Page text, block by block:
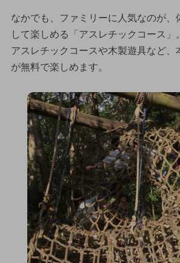
なかでも、ファミリーに人気なのが、
して楽しめる「アスレチックコース」
アスレチックコースや木製遊具など、
が無料で楽しめます。